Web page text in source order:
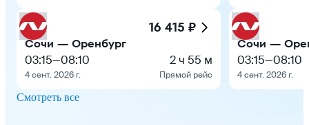
16 415 ₽
Сочи — Оренбург
03:15—08:10
4 сент. 2026 г.
2 ч 55 м
Прямой рейс
Сочи —
03:15—08:10
4 сент. 2026 г.
Смотреть все